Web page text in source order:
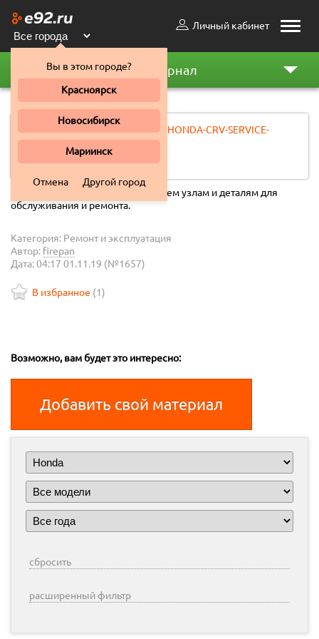
Toggle
Личный кабинет
Вы в этом городе?
Красноярск
Новосибирск
Мариинск
Отмена Другой город
Автожурнал
Honda C-RV 1995 2001
[ СКАЧАТЬ ] 1997-2000-HONDA-CRV-SERVICE-
MANUAL.pdf
35.62 MB
Доскональное руководство во всем узлам и деталям для
обслуживания и ремонта.
Категория: Ремонт и эксплуатация
Автор: firepan
Дата: 04:17 01.11.19 (№1657)
В избранное (1)
Возможно, вам будет это интересно:
Добавить свой материал
сбросить
расширенный фильтр